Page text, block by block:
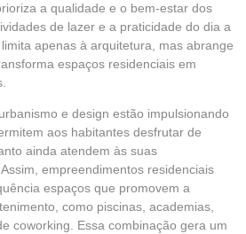
a qualidade e o bem-estar dos
de lazer e a praticidade do dia a
apenas à arquitetura,
mas abrange
espaços residenciais em
e design estão impulsionando
aos habitantes desfrutar de
ainda atendem às suas
empreendimentos residenciais
espaços que promovem a
como piscinas, academias,
coworking. Essa combinação gera um